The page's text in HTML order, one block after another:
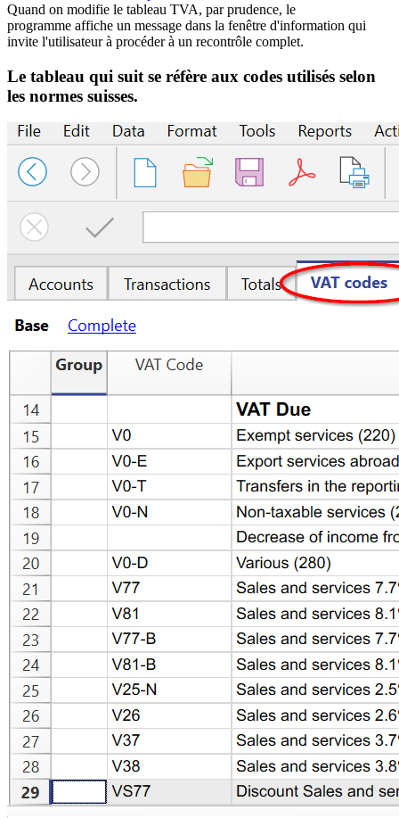
Quand on modifie le tableau TVA, par prudence, le
programme affiche un message dans la fenêtre d'information qui
invite l'utilisateur à procéder à un recontrôle complet.
Le tableau qui suit se réfère aux codes utilisés selon
les normes suisses.